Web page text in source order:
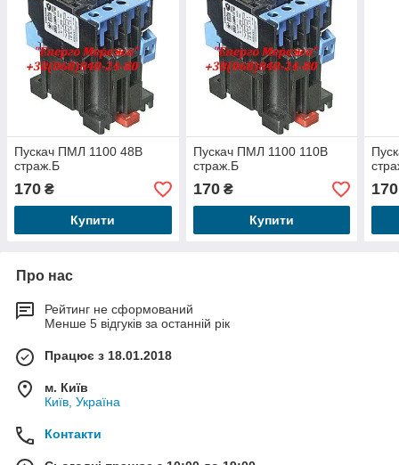
Пускач ПМЛ 1100 48В
страж.Б
170 ₴
Купити
Пускач ПМЛ 1100 110В
страж.Б
170₴
Купити
170
Про нас
Рейтинг не сформований
Менше 5 відгуків за останній рік
Працює з 18.01.2018
м. Київ
Київ, Україна
Контакти